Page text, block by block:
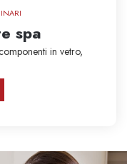
spa
in vetro,